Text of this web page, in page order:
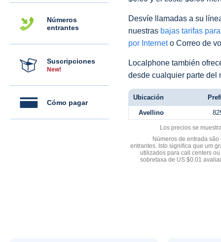
Números
entrantes
Suscripciones
New!
Cómo pagar
Desvíe llamadas a su
nuestras bajas tarifas
por Interneto Correo de
Localphone también
desde cualquier parte del
Ubicación
Avellino
Los precios se
Números de entrada
entrantes. Isto significa que um
utilizados para call centers
sobretaxa de US $0.01